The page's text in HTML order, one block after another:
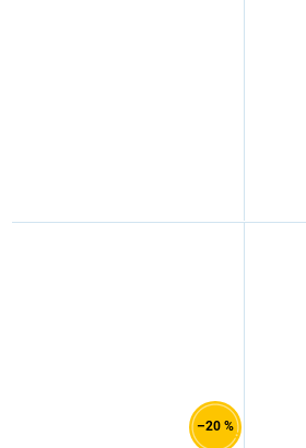
–20 %